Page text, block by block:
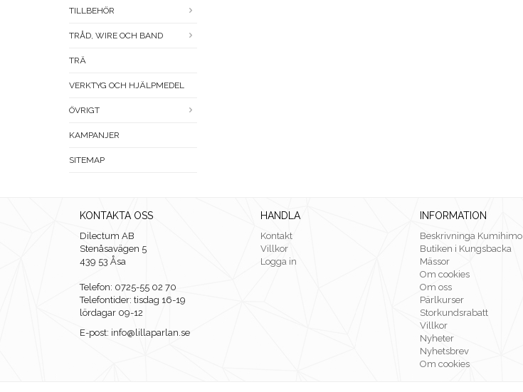
TILLBEHÖR
TRÅD, WIRE OCH BAND
TRÄ
VERKTYG OCH HJÄLPMEDEL
ÖVRIGT
KAMPANJER
SITEMAP
KONTAKTA OSS
Dilectum AB
Stenåsavägen 5
439 53 Åsa
Telefon: 0725-55 02 70
Telefontider: tisdag 16-19
lördagar 09-12
E-post: info@lillaparlan.se
HANDLA
Kontakt
Villkor
Logga in
INFORMATION
Beskrivninga Kumihimo
Butiken i Kungsbacka
Mässor
Om cookies
Om oss
Pärlkurser
Storkundsrabatt
Villkor
Nyheter
Nyhetsbrev
Om cookies